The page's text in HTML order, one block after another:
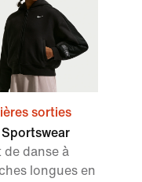
sorties
Sportswear
de danse à
longues en